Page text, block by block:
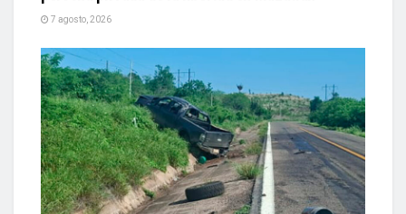
7 agosto, 2026